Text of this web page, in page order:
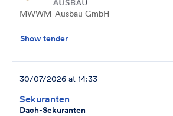
MWWM-Ausbau GmbH
Show tender
Sekuranten
Dach-Sekuranten
30/07/2026 at 14:33